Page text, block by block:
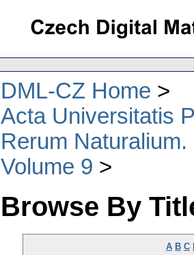
DML-CZ Home
Acta Universitatis
Rerum
Volume 9
Browse By
A B C